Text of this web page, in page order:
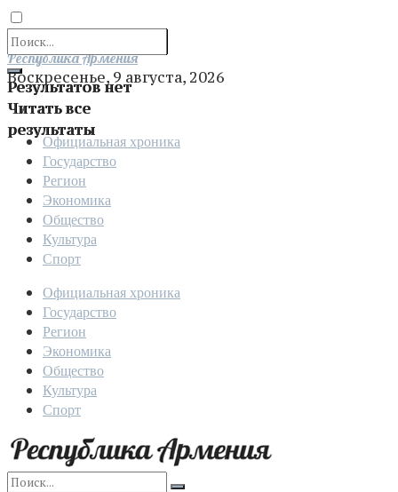
Результатов нет
Читать все
результаты
Отправить
Республика Армения
Воскресенье, 9 августа, 2026
Официальная хроника
Государство
Регион
Экономика
Общество
Культура
Спорт
Официальная хроника
Государство
Регион
Экономика
Общество
Культура
Спорт